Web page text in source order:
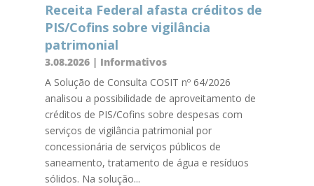
Receita Federal afasta créditos de
PIS/Cofins sobre vigilância
patrimonial
3.08.2026| Informativos
A Solução de Consulta COSIT nº 64/2026
analisou a possibilidade de aproveitamento de
créditos de PIS/Cofins sobre despesas com
serviços de vigilância patrimonial por
concessionária de serviços públicos de
saneamento, tratamento de água e resíduos
sólidos. Na solução...